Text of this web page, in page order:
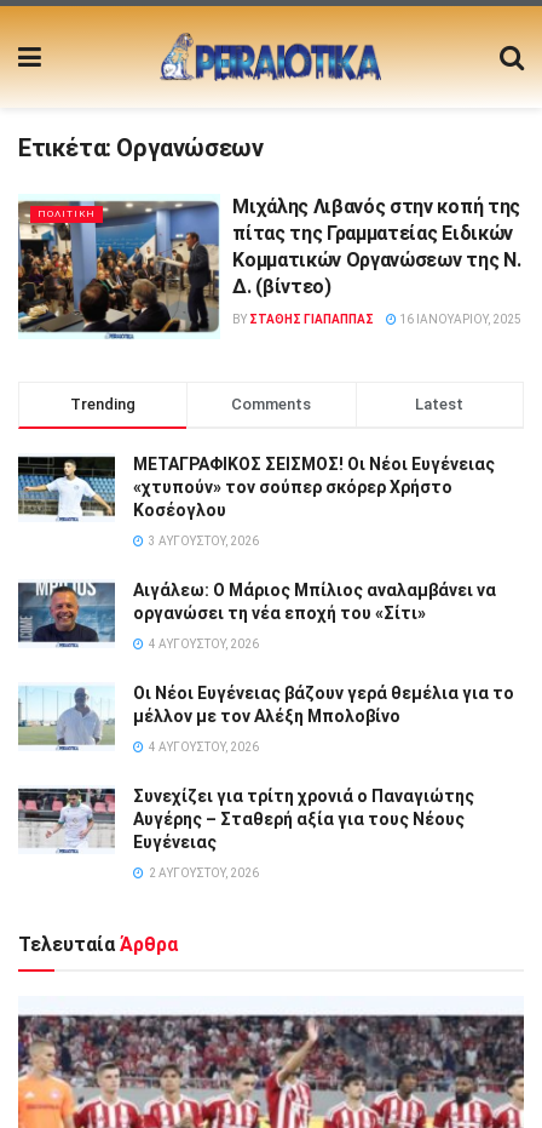
Ετικέτα: Οργανώσεων
ΠΟΛΙΤΙΚΗ
Μιχάλης Λιβανός στην κοπή της
πίτας της Γραμματείας Ειδικών
Κομματικών Οργανώσεων της Ν.
Δ. (βίντεο)
BY ΣΤΑΘΗΣ ΓΊΑΠΑΠΠΑΣ 16 ΙΑΝΟΥΑΡΊΟΥ, 2025
Trending Comments Latest
ΜΕΤΑΓΡΑΦΙΚΟΣ ΣΕΙΣΜΟΣ! Οι Νέοι Ευγένειας
«χτυπούν» τον σούπερ σκόρερ Χρήστο
Κοσέογλου
3 ΑΥΓΟΎΣΤΟΥ, 2026
Αιγάλεω: Ο Μάριος Μπίλιος αναλαμβάνει να
οργανώσει τη νέα εποχή του «Σίτι»
4 ΑΥΓΟΎΣΤΟΥ, 2026
Οι Νέοι Ευγένειας βάζουν γερά θεμέλια για το
μέλλον με τον Αλέξη Μπολοβίνο
4 ΑΥΓΟΎΣΤΟΥ, 2026
Συνεχίζει για τρίτη χρονιά ο Παναγιώτης
Αυγέρης – Σταθερή αξία για τους Νέους
Ευγένειας
2 ΑΥΓΟΎΣΤΟΥ, 2026
Τελευταία Άρθρα